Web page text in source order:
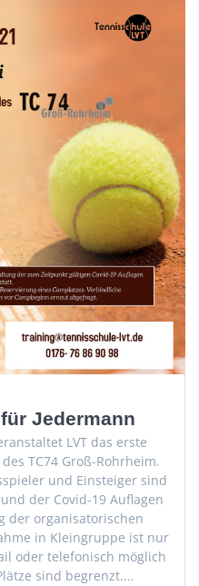
Jedermann
LVT das erste
TC74 Groß-Rohrheim.
und Einsteiger sind
der Covid-19 Auflagen
der organisatorischen
in Kleingruppe ist nur
oder telefonisch möglich
sind begrenzt.…